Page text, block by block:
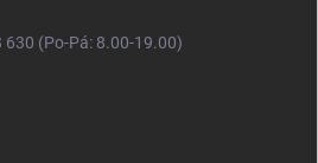
(Po-Pá: 8.00-19.00)